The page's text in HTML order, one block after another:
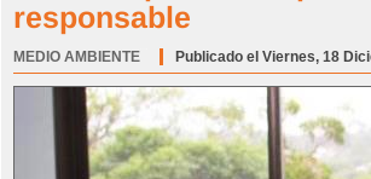
responsable
MEDIO AMBIENTE Publicado el Viernes, 18